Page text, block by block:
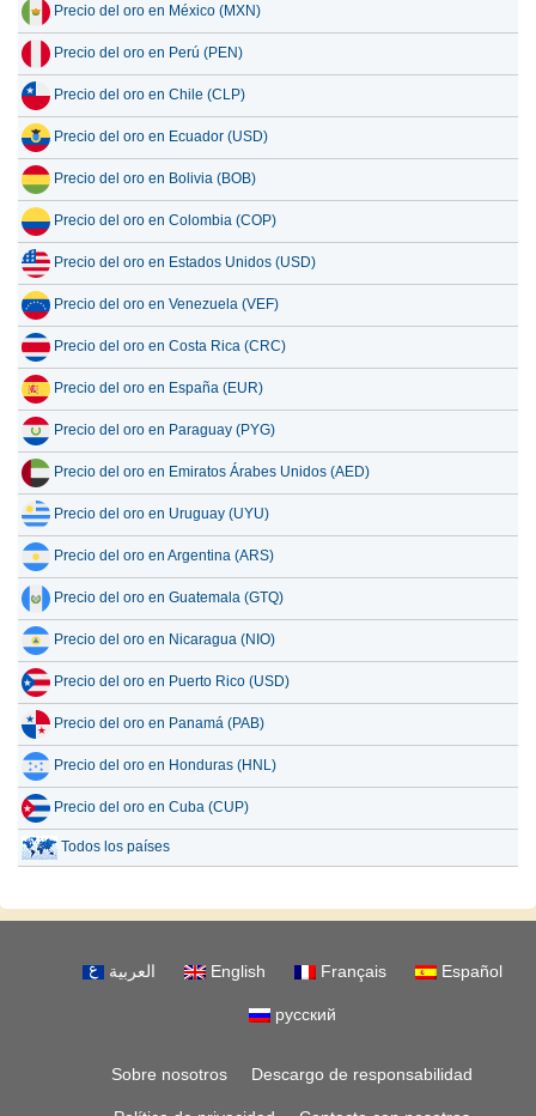
Precio del oro en México (MXN)
Precio del oro en Perú (PEN)
Precio del oro en Chile (CLP)
Precio del oro en Ecuador (USD)
Precio del oro en Bolivia (BOB)
Precio del oro en Colombia (COP)
Precio del oro en Estados Unidos (USD)
Precio del oro en Venezuela (VEF)
Precio del oro en Costa Rica (CRC)
Precio del oro en España (EUR)
Precio del oro en Paraguay (PYG)
Precio del oro en Emiratos Árabes Unidos (AED)
Precio del oro en Uruguay (UYU)
Precio del oro en Argentina (ARS)
Precio del oro en Guatemala (GTQ)
Precio del oro en Nicaragua (NIO)
Precio del oro en Puerto Rico (USD)
Precio del oro en Panamá (PAB)
Precio del oro en Honduras (HNL)
Precio del oro en Cuba (CUP)
Todos los países
العربية English Français Español
русский
Sobre nosotros Descargo de responsabilidad